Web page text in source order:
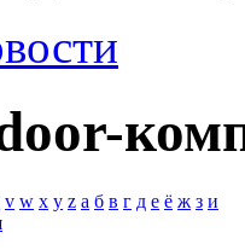
v w x y z а б в г д е ё ж з и